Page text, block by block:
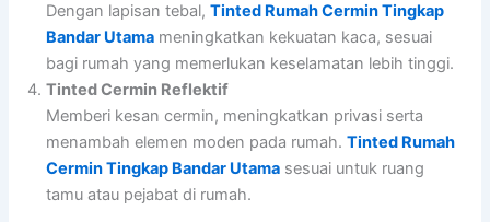
Dengan lapisan tebal,Tinted Rumah Cermin Tingkap
Bandar Utama meningkatkan kekuatan kaca, sesuai
bagi rumah yang memerlukan keselamatan lebih tinggi.
Tinted Cermin Reflektif
Memberi kesan cermin, meningkatkan privasi serta
menambah elemen moden pada rumah.Tinted Rumah
Cermin Tingkap Bandar Utama sesuai untuk ruang
tamu atau pejabat di rumah.